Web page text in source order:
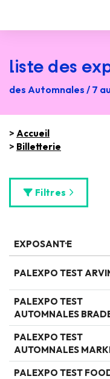
liste des
des Automnales / 7
> Accueil
> Billetterie
Filtres
EXPOSANT·E
PALEXPO TEST
PALEXPO TEST
AUTOMNALES
PALEXPO TEST
AUTOMNALES
PALEXPO TEST